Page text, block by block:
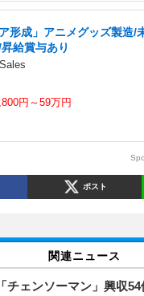
形成」アニメグッズ製造/
給賞与あり
円～59万円
ポスト
関連ニュース
チェンソーマン」興収